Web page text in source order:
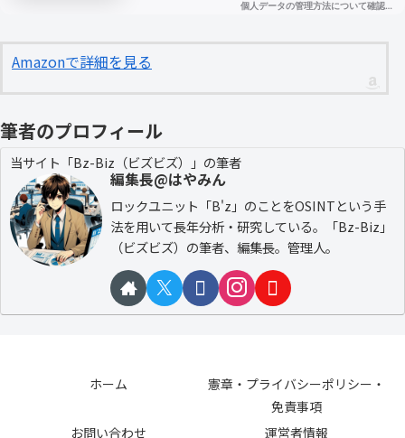
Amazonで詳細を見る
筆者のプロフィール
当サイト「Bz-Biz（ビズビズ）」の筆者
編集長@はやみん
ロックユニット「B'z」のことをOSINTという手
法を用いて長年分析・研究している。「Bz-Biz」
（ビズビズ）の筆者、編集長。管理人。
ホーム
憲章・プライバシーポリシー・
免責事項
お問い合わせ
運営者情報